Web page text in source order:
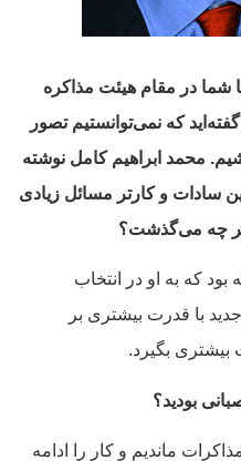
شما در مقام هیئت مذاکره
که نمی‌توانستیم تصور
محمد ابراهیم کامل نوشته
و کارتر مسائل زیادی
چه می‌گذشت؟
که به او در انتخاب
با قدرت بیشتری بر
بیشتری بگیرد.
بودید؟
ماندیم و کار را ادامه